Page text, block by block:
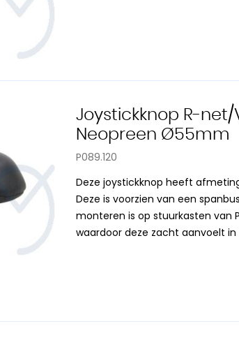
Joystickknop R-net/
Neopreen Ø55mm
P089.120
Deze joystickknop heeft
Deze is voorzien van een
monteren is op stuurkasten van
waardoor deze zacht aanvoelt in